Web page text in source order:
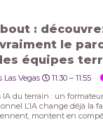
:
vraiment le
équipes
Las Vegas 11:30 –11:55
IA du terrain : un
L’IA change déjà la
montent en